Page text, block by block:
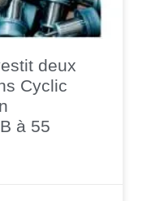
deux
Cyclic
à 55